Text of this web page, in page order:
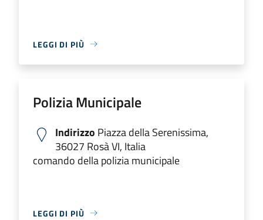
LEGGI DI PIÙ
Polizia Municipale
Indirizzo Piazza della Serenissima,
36027 Rosà VI, Italia
comando della polizia municipale
LEGGI DI PIÙ